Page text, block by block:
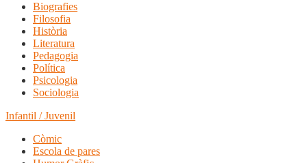
Biografies
Filosofia
Història
Literatura
Pedagogia
Política
Psicologia
Sociologia
Infantil / Juvenil
Còmic
Escola de pares